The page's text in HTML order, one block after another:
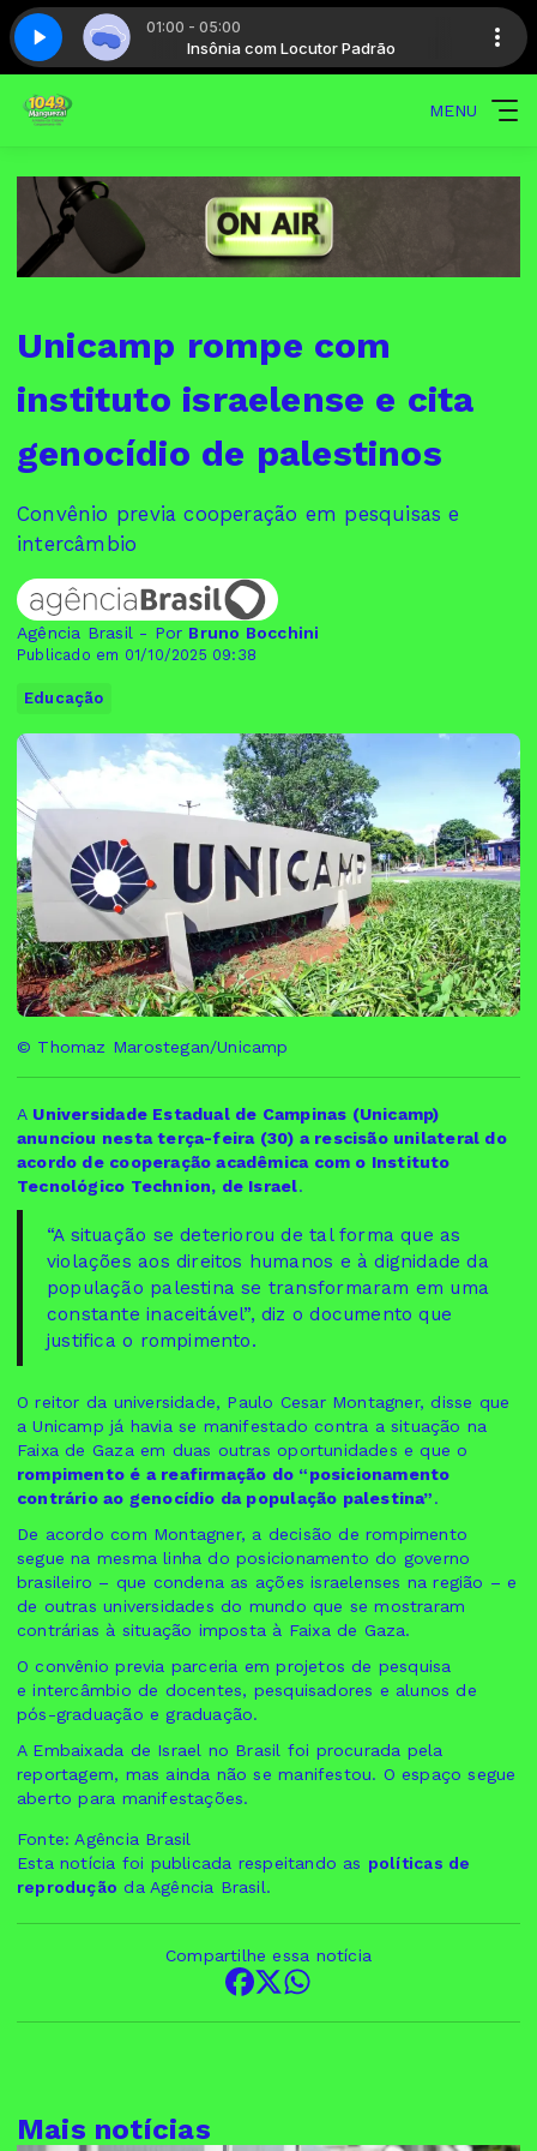
01:00 - 05:00
Padrão Insônia com Locutor Padrão
Insônia - Parte 08
MENU
Unicamp rompe com
instituto israelense e cita
genocídio de palestinos
Convênio previa cooperação em pesquisas e
intercâmbio
Agência Brasil - Por Bruno Bocchini
Publicado em 01/10/2025 09:38
Educação
© Thomaz Marostegan/Unicamp
A Universidade Estadual de Campinas (Unicamp)
anunciou nesta terça-feira (30) a rescisão unilateral do
acordo de cooperação acadêmica com o Instituto
Tecnológico Technion, de Israel.
“A situação se deteriorou de tal forma que as
violações aos direitos humanos e à dignidade da
população palestina se transformaram em uma
constante inaceitável”, diz o documento que
justifica o rompimento.
O reitor da universidade, Paulo Cesar Montagner, disse que
a Unicamp já havia se manifestado contra a situação na
Faixa de Gaza em duas outras oportunidades e que o
rompimento é a reafirmação do “posicionamento
contrário ao genocídio da população palestina”.
De acordo com Montagner, a decisão de rompimento
segue na mesma linha do posicionamento do governo
brasileiro – que condena as ações israelenses na região – e
de outras universidades do mundo que se mostraram
contrárias à situação imposta à Faixa de Gaza.
O convênio previa parceria em projetos de pesquisa
e intercâmbio de docentes, pesquisadores e alunos de
pós-graduação e graduação.
A Embaixada de Israel no Brasil foi procurada pela
reportagem, mas ainda não se manifestou. O espaço segue
aberto para manifestações.
Fonte: Agência Brasil
Esta notícia foi publicada respeitando as políticas de
reprodução da Agência Brasil.
Compartilhe essa notícia
Mais notícias